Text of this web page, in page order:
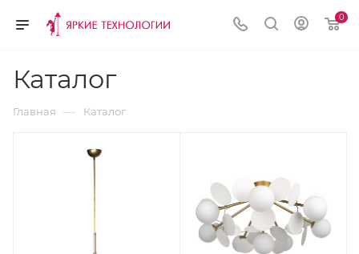
0
Каталог
Главная — Каталог